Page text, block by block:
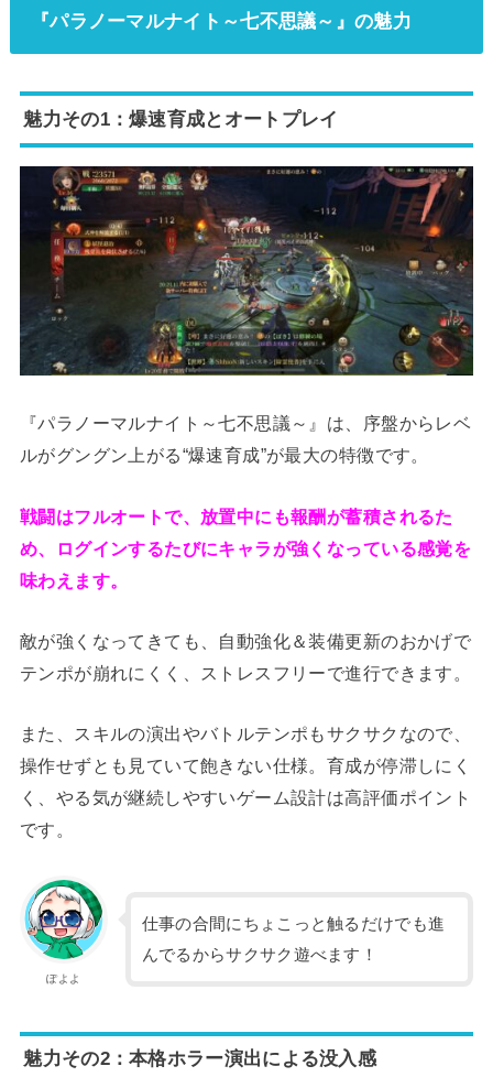
『パラノーマルナイト～七不思議～』の魅力
魅力その1：爆速育成とオートプレイ
『パラノーマルナイト～七不思議～』は、序盤からレベ
ルがグングン上がる“爆速育成”が最大の特徴です。
戦闘はフルオートで、放置中にも報酬が蓄積されるた
め、ログインするたびにキャラが強くなっている感覚を
味わえます。
敵が強くなってきても、自動強化＆装備更新のおかげで
テンポが崩れにくく、ストレスフリーで進行できます。
また、スキルの演出やバトルテンポもサクサクなので、
操作せずとも見ていて飽きない仕様。育成が停滞しにく
く、やる気が継続しやすいゲーム設計は高評価ポイント
です。
ぽよよ
仕事の合間にちょこっと触るだけでも進
んでるからサクサク遊べます！
魅力その2：本格ホラー演出による没入感